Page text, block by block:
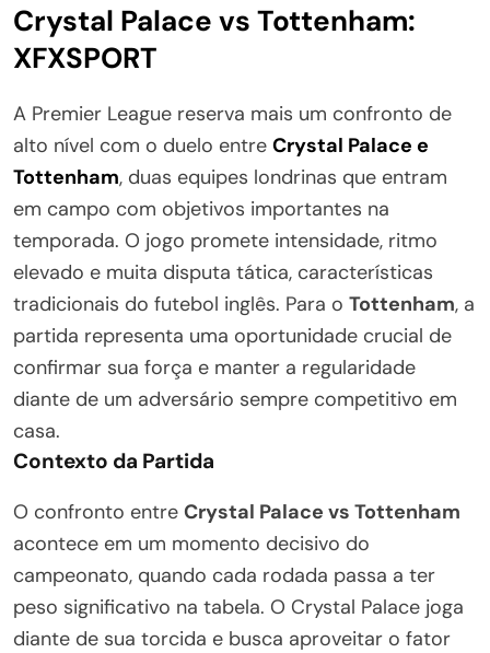
Crystal Palace vs Tottenham:
XFXSPORT
A Premier League reserva mais um confronto de
alto nível com o duelo entre Crystal Palace e
Tottenham, duas equipes londrinas que entram
em campo com objetivos importantes na
temporada. O jogo promete intensidade, ritmo
elevado e muita disputa tática, características
tradicionais do futebol inglês. Para o Tottenham, a
partida representa uma oportunidade crucial de
confirmar sua força e manter a regularidade
diante de um adversário sempre competitivo em
casa.
Contexto da Partida
O confronto entre Crystal Palace vs Tottenham
acontece em um momento decisivo do
campeonato, quando cada rodada passa a ter
peso significativo na tabela. O Crystal Palace joga
diante de sua torcida e busca aproveitar o fator